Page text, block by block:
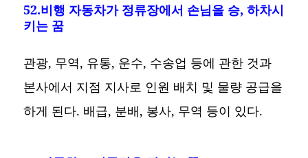
52.비행 자동차가 정류장에서 손님을 승, 하차시
키는 꿈
관광, 무역, 유통, 운수, 수송업 등에 관한 것과
본사에서 지점 지사로 인원 배치 및 물량 공급을
하게 된다. 배급, 분배, 봉사, 무역 등이 있다.